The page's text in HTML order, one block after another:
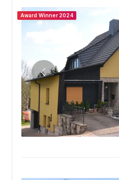
Award Winner 2024